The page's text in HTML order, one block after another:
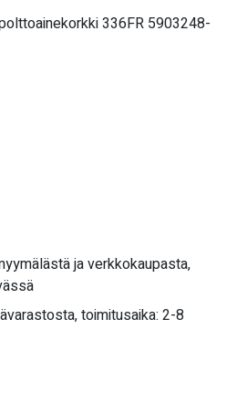
336FR 5903248-
ja verkkokaupasta,
toimitusaika: 2-8